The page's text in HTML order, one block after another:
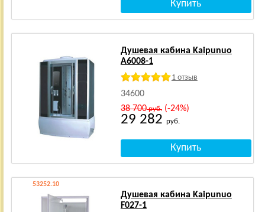
Душевая кабина Kaipunuo
A6008-1
1 отзыв
34600
38 700руб.(-24%)
29 282 руб.
53252.10
Душевая кабина Kaipunuo
F027-1